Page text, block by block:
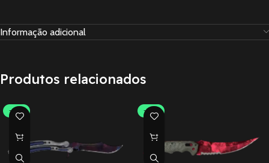
Informação adicional
Produtos relacionados
-23% -23%